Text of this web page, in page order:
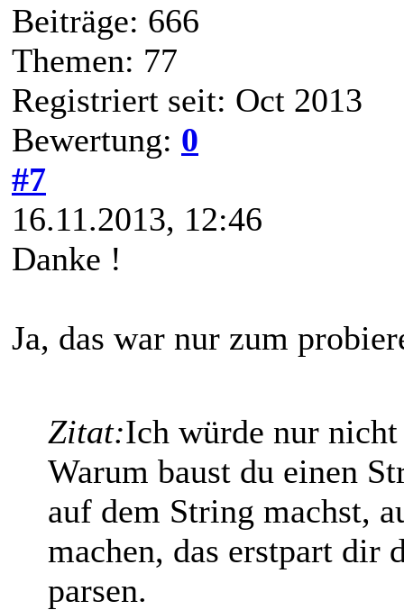
Beiträge: 666
Themen: 77
Registriert seit: Oct 2013
Bewertung: 0
#7
16.11.2013, 12:46
Danke !
Ja, das war nur zum
Zitat:Ich würde nur nicht
Warum baust du einen
auf dem String machst,
machen, das erstpart dir
parsen.